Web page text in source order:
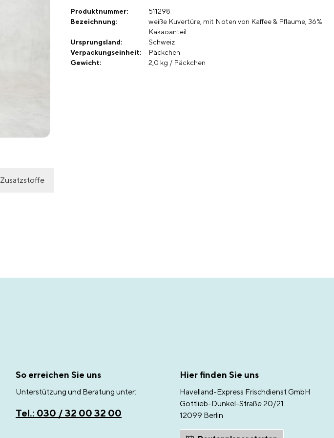
Produktnummer:
511298
Bezeichnung:
weiße Kuvertüre, mit Noten von Kaffee & Pflaume, 36%
Kakaoanteil
Ursprungsland:
Schweiz
Verpackungseinheit:
Päckchen
Gewicht:
2,0 kg / Päckchen
Zusatzstoffe
So erreichen Sie uns
Unterstützung und Beratung unter:
Tel.: 030 / 32 00 32 00
Hier finden Sie uns
Havelland-Express Frischdienst GmbH
Gottlieb-Dunkel-Straße 20/21
12099 Berlin